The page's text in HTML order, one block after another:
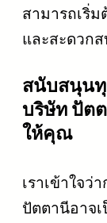
สามารถเริ่
และสะดวกส
สนับสนุน
บริษัท ปัต
ให้คุณ
เราเข้าใจว่
ปัตตานีอาจ